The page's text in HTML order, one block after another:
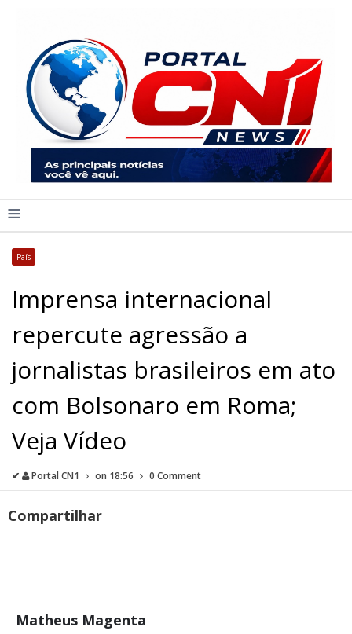
≡
País
Imprensa internacional
repercute agressão a
jornalistas brasileiros em ato
com Bolsonaro em Roma;
Veja Vídeo
✔ Portal CN1 on 18:56 0 Comment
Compartilhar
Matheus Magenta